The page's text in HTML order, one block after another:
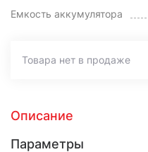
Емкость аккумулятора
Товара нет в продаже
Описание
Параметры